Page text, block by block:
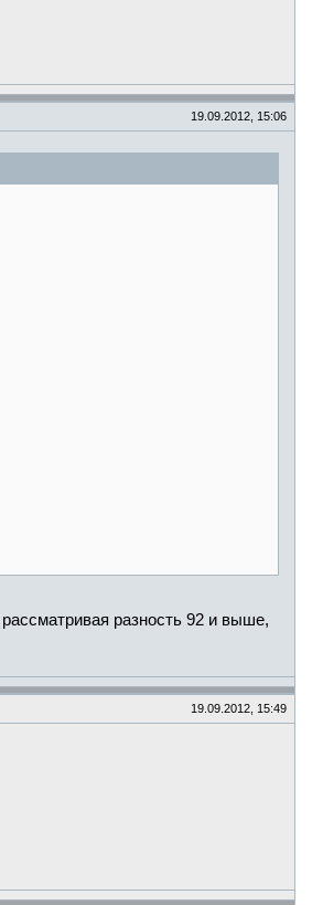
19.09.2012, 15:06
разность 92 и выше,
19.09.2012, 15:49